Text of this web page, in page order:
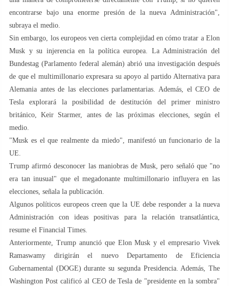
encontrarse bajo una enorme presión de la nueva Administración",
subraya el medio.
Sin embargo, los europeos ven cierta complejidad en cómo tratar a Elon
Musk y su injerencia en la política europea. La Administración del
Bundestag (Parlamento federal alemán) abrió una investigación después
de que el multimillonario expresara su apoyo al partido Alternativa para
Alemania antes de las elecciones parlamentarias. Además, el CEO de
Tesla explorará la posibilidad de destitución del primer ministro
británico, Keir Starmer, antes de las próximas elecciones, según el
medio.
"Musk es el que realmente da miedo", manifestó un funcionario de la
UE.
Trump afirmó desconocer las maniobras de Musk, pero señaló que "no
era tan inusual" que el megadonante multimillonario influyera en las
elecciones, señala la publicación.
Algunos políticos europeos creen que la UE debe responder a la nueva
Administración con ideas positivas para la relación transatlántica,
resume el Financial Times.
Anteriormente, Trump anunció que Elon Musk y el empresario Vivek
Ramaswamy dirigirán el nuevo Departamento de Eficiencia
Gubernamental (DOGE) durante su segunda Presidencia. Además, The
Washington Post calificó al CEO de Tesla de "presidente en la sombra"